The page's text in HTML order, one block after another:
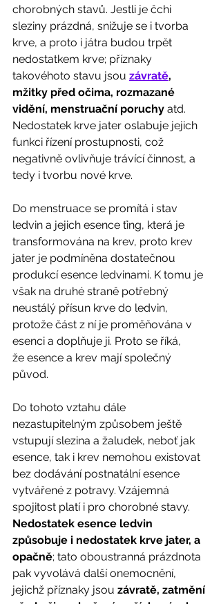
chorobných stavů. Jestli je čchi
sleziny prázdná, snižuje se i tvorba
krve, a proto i játra budou trpět
nedostatkem krve; příznaky
takovéhoto stavu jsou závratě,
mžitky před očima, rozmazané
vidění, menstruační poruchy atd.
Nedostatek krve jater oslabuje jejich
funkci řízení prostupnosti, což
negativně ovlivňuje trávící činnost, a
tedy i tvorbu nové krve.
Do menstruace se promítá i stav
ledvin a jejich esence ťing, která je
transformována na krev, proto krev
jater je podmíněna dostatečnou
produkcí esence ledvinami. K tomu je
však na druhé straně potřebný
neustálý přísun krve do ledvin,
protože část z ní je proměňována v
esenci a doplňuje ji. Proto se říká,
že esence a krev mají společný
původ.
Do tohoto vztahu dále
nezastupitelným způsobem ještě
vstupují slezina a žaludek, neboť jak
esence, tak i krev nemohou existovat
bez dodávání postnatální esence
vytvářené z potravy. Vzájemná
spojitost platí i pro chorobné stavy.
Nedostatek esence ledvin
způsobuje i nedostatek krve jater, a
opačně; tato oboustranná prázdnota
pak vyvolává další onemocnění,
jejichž příznaky jsou závratě, zatmění